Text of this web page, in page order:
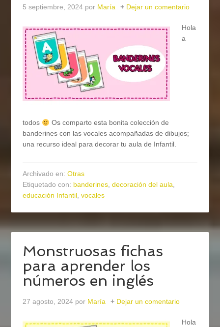
5 septiembre, 2024 por María Dejar un comentario
Hola
a
todos
Os comparto esta bonita colección de
banderines con las vocales acompañadas de dibujos;
una recurso ideal para decorar tu aula de Infantil.
Archivado en:Otras
Etiquetado con: banderines,decoración del aula,
educación Infantil,vocales
Monstruosas fichas
para aprender los
números en inglés
27 agosto, 2024 por María Dejar un comentario
Hola